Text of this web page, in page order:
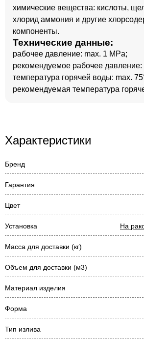
химические вещества: кислоты,
хлорид аммония и другие
компоненты.
Технические данные:
рабочее давление: max. 1 MPa;
рекомендуемое рабочее давление:
температура горячей воды: max.
рекомендуемая температура
Характеристики
Бренд
Гарантия
Цвет
Установка На
Масса для доставки (кг)
Объем для доставки (м3)
Материал изделия
Форма
Тип излива